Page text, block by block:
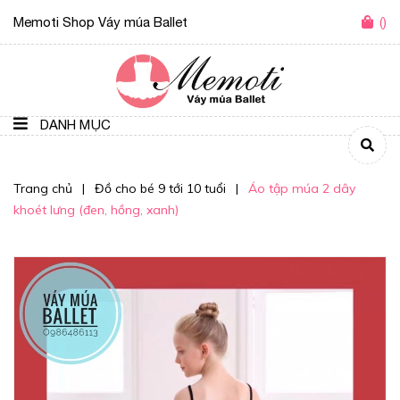
Memoti Shop Váy múa Ballet ()
DANH MỤC
Trang chủ | Đồ cho bé 9 tới 10 tuổi |
Áo tập múa 2 dây
khoét lưng (đen, hồng, xanh)